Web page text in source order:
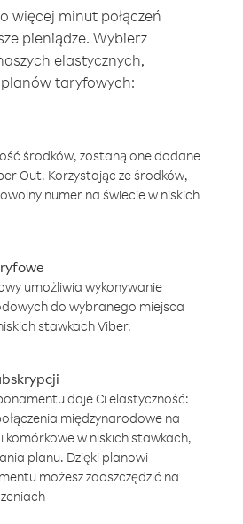
więcej minut połączeń
pieniądze. Wybierz
elastycznych,
taryfowych:
środków, zostaną one dodane
Out. Korzystając ze środków,
numer na świecie w niskich
umożliwia wykonywanie
do wybranego miejsca
stawkach Viber.
daje Ci elastyczność:
międzynarodowe na
w niskich stawkach,
planu. Dzięki planowi
możesz zaoszczędzić na